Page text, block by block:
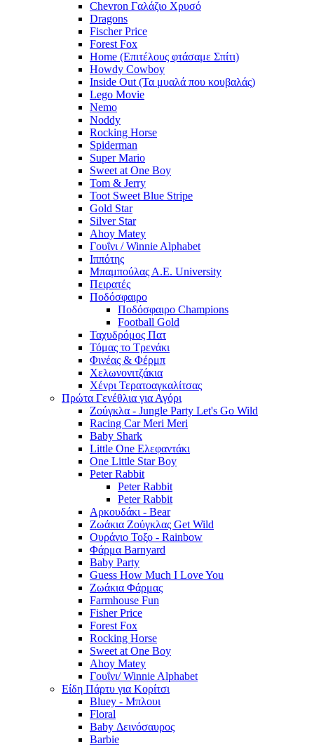
Chevron Γαλάζιο Χρυσό
Dragons
Fischer Price
Forest Fox
Home (Επιτέλους φτάσαμε Σπίτι)
Howdy Cowboy
Inside Out (Τα μυαλά που κουβαλάς)
Lego Movie
Nemo
Noddy
Rocking Horse
Spiderman
Super Mario
Sweet at One Boy
Tom & Jerry
Toot Sweet Blue Stripe
Gold Star
Silver Star
Ahoy Matey
Γουΐνι / Winnie Alphabet
Ιππότης
Μπαμπούλας Α.Ε. University
Πειρατές
Ποδόσφαιρο
Ποδόσφαιρο Champions
Football Gold
Ταχυδρόμος Πατ
Τόμας το Τρενάκι
Φινέας & Φέρμπ
Χελωνονιτζάκια
Χένρι Τερατοαγκαλίτσας
Πρώτα Γενέθλια για Αγόρι
Ζούγκλα - Jungle Party Let's Go Wild
Racing Car Meri Meri
Baby Shark
Little One Ελεφαντάκι
One Little Star Boy
Peter Rabbit
Peter Rabbit
Peter Rabbit
Αρκουδάκι - Bear
Ζωάκια Ζούγκλας Get Wild
Ουράνιο Τοξο - Rainbow
Φάρμα Barnyard
Baby Party
Guess How Much I Love You
Ζωάκια Φάρμας
Farmhouse Fun
Fisher Price
Forest Fox
Rocking Horse
Sweet at One Boy
Ahoy Matey
Γουΐνι/ Winnie Alphabet
Είδη Πάρτυ για Κορίτσι
Bluey - Μπλουι
Floral
Baby Δεινόσαυρος
Barbie